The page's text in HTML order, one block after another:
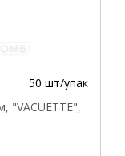
50 шт/упак
"VACUETTE",